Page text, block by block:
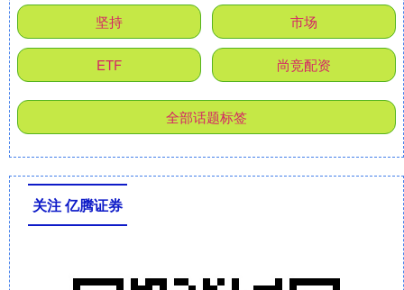
坚持 市场
ETF 尚竞配资
全部话题标签
关注 亿腾证券